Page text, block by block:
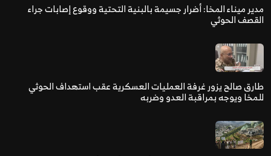
مدير ميناء المخا: أضرار جسيمة بالبنية التحتية ووقوع إصابات جراء
القصف الحوثي
طارق صالح يزور غرفة العمليات العسكرية عقب استهداف الحوثي
للمخا ويوجه بمراقبة العدو وضربه